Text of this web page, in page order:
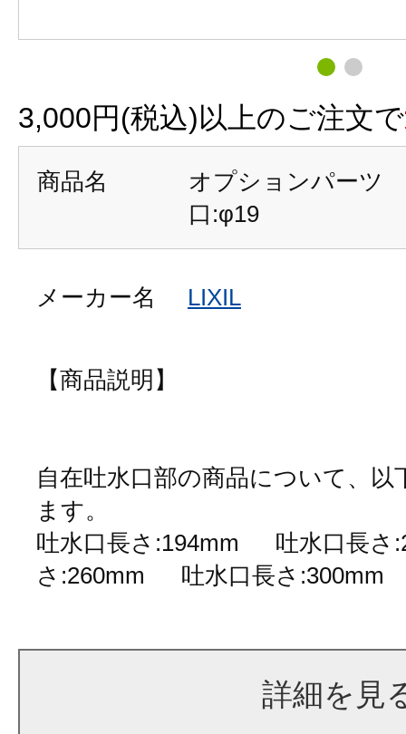
3,000円(税込)以上のご注文で
商品名
オプションパー
口:φ19
メーカー名 LIXIL
【商品説明】
自在吐水口部の商品について、
ます。
吐水口長さ:194mm 吐水口長
さ:260mm 吐水口長
詳細を見